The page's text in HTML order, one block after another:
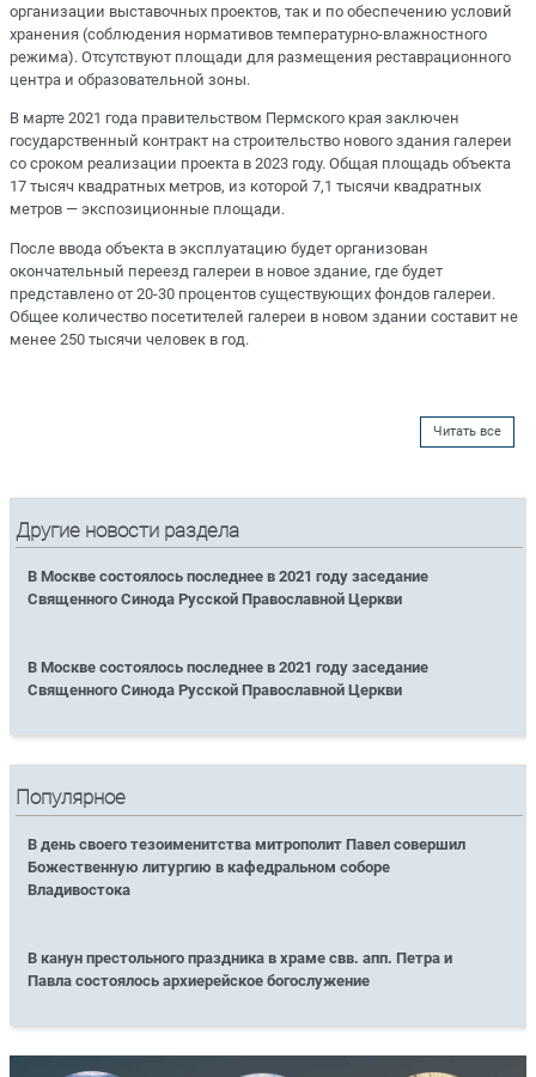
организации выставочных проектов, так и по обеспечению условий
хранения (соблюдения нормативов температурно-влажностного
режима). Отсутствуют площади для размещения реставрационного
центра и образовательной зоны.
В марте 2021 года правительством Пермского края заключен
государственный контракт на строительство нового здания галереи
со сроком реализации проекта в 2023 году. Общая площадь объекта
17 тысяч квадратных метров, из которой 7,1 тысячи квадратных
метров — экспозиционные площади.
После ввода объекта в эксплуатацию будет организован
окончательный переезд галереи в новое здание, где будет
представлено от 20-30 процентов существующих фондов галереи.
Общее количество посетителей галереи в новом здании составит не
менее 250 тысячи человек в год.
Читать все
Другие новости раздела
В Москве состоялось последнее в 2021 году заседание
Священного Синода Русской Православной Церкви
В Москве состоялось последнее в 2021 году заседание
Священного Синода Русской Православной Церкви
Популярное
В день своего тезоименитства митрополит Павел совершил
Божественную литургию в кафедральном соборе
Владивостока
В канун престольного праздника в храме свв. апп. Петра и
Павла состоялось архиерейское богослужение